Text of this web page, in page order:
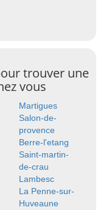
trouver une
vous
Martigues
Salon-de-
provence
Berre-l'etang
Saint-martin-
de-crau
Lambesc
La Penne-sur-
Huveaune